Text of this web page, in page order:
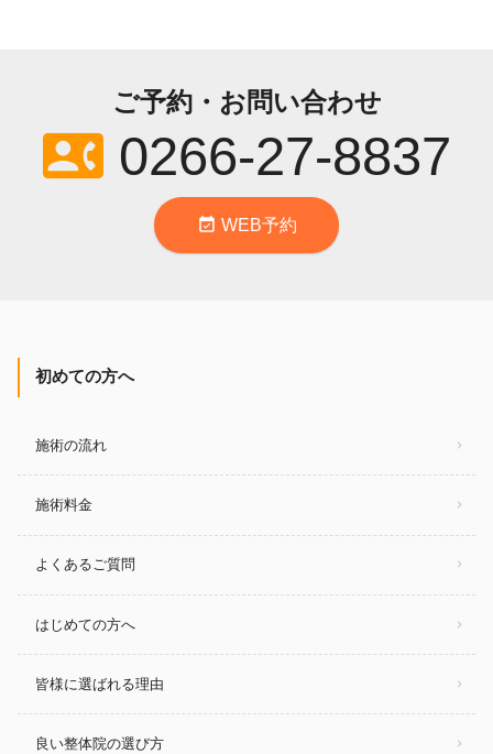
ご予約・お問い合わせ
contact_phone0266-27-8837
event_available WEB予約
初めての方へ
施術の流れ
施術料金
よくあるご質問
はじめての方へ
皆様に選ばれる理由
良い整体院の選び方